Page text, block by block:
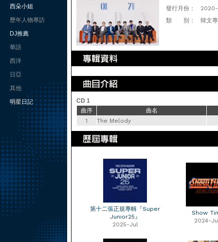
西朵小姐
歷年人物專訪
DJ推薦
華語
西洋
日亞
其他
明星日記
發行月份：
類 別：
韓文
CD 1
曲序
曲名
1
The Melody
第十二張正規專輯『Super
Junior25』
2025-Jul
Show
2024-